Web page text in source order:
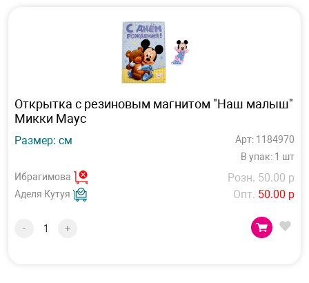
Открытка с резиновым магнитом "Наш малыш"
Микки Маус
Размер: см
Арт: 1184970
В упак: 1 шт
Ибрагимова
Аделя Кутуя
Розн. 50.00 р
Опт. 50.00 р
- +